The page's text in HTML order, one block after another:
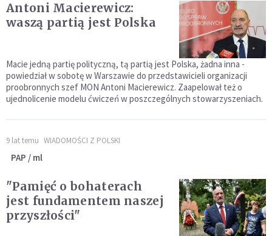
Antoni Macierewicz:
waszą partią jest Polska
Macie jedną partię polityczną, tą partią jest Polska, żadna inna -
powiedział w sobotę w Warszawie do przedstawicieli organizacji
proobronnych szef MON Antoni Macierewicz. Zaapelował też o
ujednolicenie modelu ćwiczeń w poszczególnych stowarzyszeniach.
9 lat temu WIADOMOŚCI Z POLSKI
PAP / ml
"Pamięć o bohaterach
jest fundamentem naszej
przyszłości"